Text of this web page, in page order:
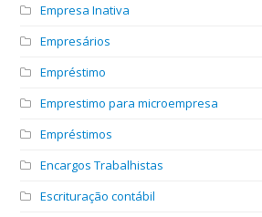
Empresa Inativa
Empresários
Empréstimo
Emprestimo para microempresa
Empréstimos
Encargos Trabalhistas
Escrituração contábil